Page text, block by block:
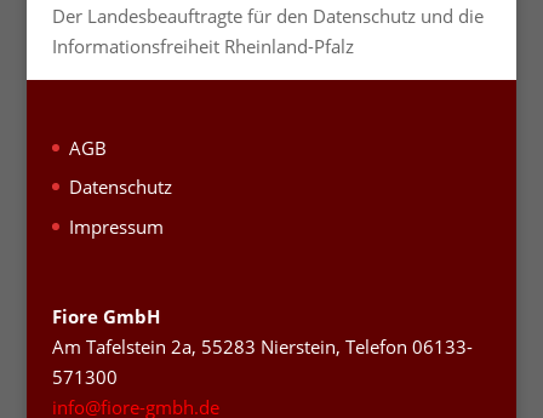
Der Landesbeauftragte für den Datenschutz und die
Informationsfreiheit Rheinland-Pfalz
AGB
Datenschutz
Impressum
Fiore GmbH
Am Tafelstein 2a, 55283 Nierstein, Telefon 06133-
571300
info@fiore-gmbh.de